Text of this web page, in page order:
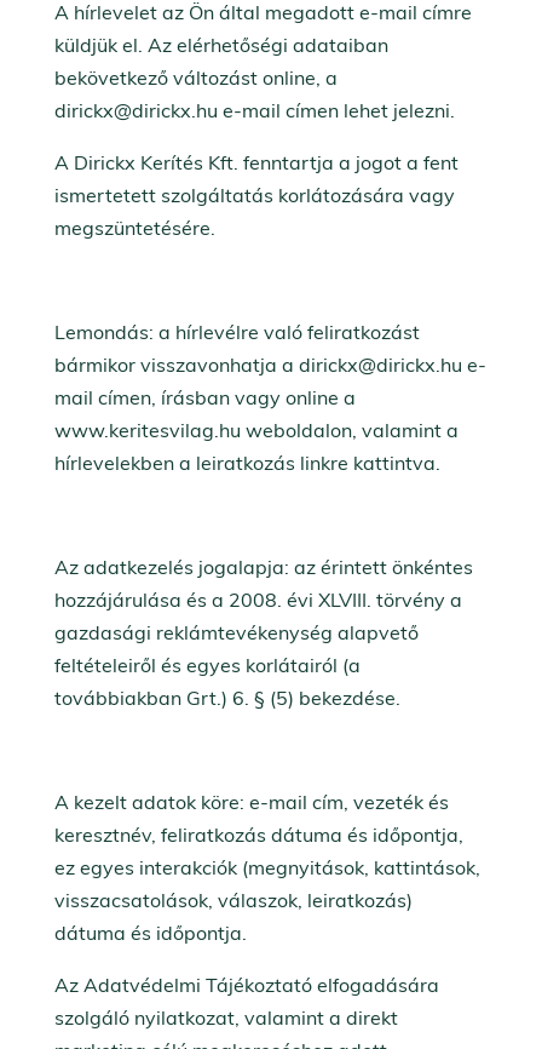
A hírlevelet az Ön által megadott e-mail címre
küldjük el. Az elérhetőségi adataiban
bekövetkező változást online, a
dirickx@dirickx.hu e-mail címen lehet jelezni.
A Dirickx Kerítés Kft. fenntartja a jogot a fent
ismertetett szolgáltatás korlátozására vagy
megszüntetésére.
Lemondás: a hírlevélre való feliratkozást
bármikor visszavonhatja a dirickx@dirickx.hu e-
mail címen, írásban vagy online a
www.keritesvilag.hu weboldalon, valamint a
hírlevelekben a leiratkozás linkre kattintva.
Az adatkezelés jogalapja: az érintett önkéntes
hozzájárulása és a 2008. évi XLVIII. törvény a
gazdasági reklámtevékenység alapvető
feltételeiről és egyes korlátairól (a
továbbiakban Grt.) 6. § (5) bekezdése.
A kezelt adatok köre: e-mail cím, vezeték és
keresztnév, feliratkozás dátuma és időpontja,
ez egyes interakciók (megnyitások, kattintások,
visszacsatolások, válaszok, leiratkozás)
dátuma és időpontja.
Az Adatvédelmi Tájékoztató elfogadására
szolgáló nyilatkozat, valamint a direkt